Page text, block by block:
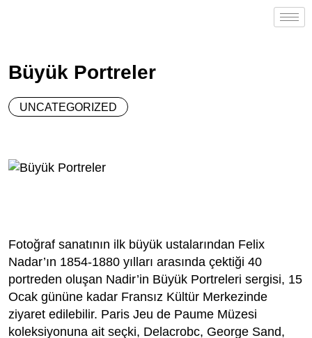
Büyük Portreler
UNCATEGORIZED
Fotoğraf sanatının ilk büyük ustalarından Felix
Nadar’ın 1854-1880 yılları arasında çektiği 40
portreden oluşan Nadir’in Büyük Portreleri sergisi, 15
Ocak gününe kadar Fransız Kültür Merkezinde
ziyaret edilebilir. Paris Jeu de Paume Müzesi
koleksiyonuna ait seçki, Delacrobc, George Sand,